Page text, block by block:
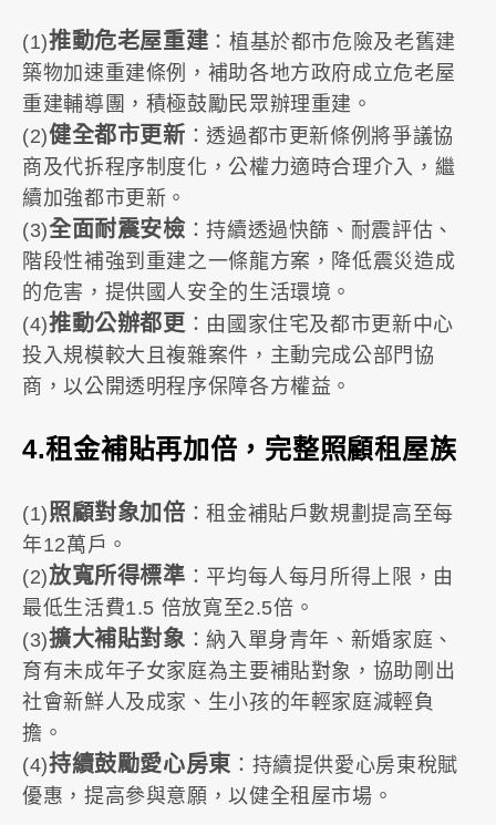
(1)推動危老屋重建 ：植基於都市危險及老舊建
築物加速重建條例，補助各地方政府成立危老屋
重建輔導團，積極鼓勵民眾辦理重建。
(2)健全都市更新 ：透過都市更新條例將爭議協
商及代拆程序制度化，公權力適時合理介入，繼
續加強都市更新。
(3)全面耐震安檢 ：持續透過快篩、耐震評估、
階段性補強到重建之一條龍方案，降低震災造成
的危害，提供國人安全的生活環境。
(4)推動公辦都更 ：由國家住宅及都市更新中心
投入規模較大且複雜案件，主動完成公部門協
商，以公開透明程序保障各方權益。
4.租金補貼再加倍，完整照顧租屋族
(1)照顧對象加倍 ：租金補貼戶數規劃提高至每
年12萬戶。
(2)放寬所得標準 ：平均每人每月所得上限，由
最低生活費1.5 倍放寬至2.5倍。
(3)擴大補貼對象 ：納入單身青年、新婚家庭、
育有未成年子女家庭為主要補貼對象，協助剛出
社會新鮮人及成家、生小孩的年輕家庭減輕負
擔。
(4)持續鼓勵愛心房東 ：持續提供愛心房東稅賦
優惠，提高參與意願，以健全租屋市場。